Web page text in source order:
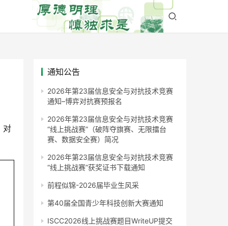
对
通知公告
2026年第23届信息安全与对抗技术竞赛
通知–博弈对抗赛预报名
2026年第23届信息安全与对抗技术竞赛
“线上挑战赛”（破阵夺旗赛、无限擂台
赛、数据安全赛）简况
2026年第23届信息安全与对抗技术竞赛
“线上挑战赛”获奖证书下载通知
前程似锦-2026届毕业生风采
第40届全国青少年科技创新大赛通知
ISCC2026线上挑战赛题目WriteUP提交